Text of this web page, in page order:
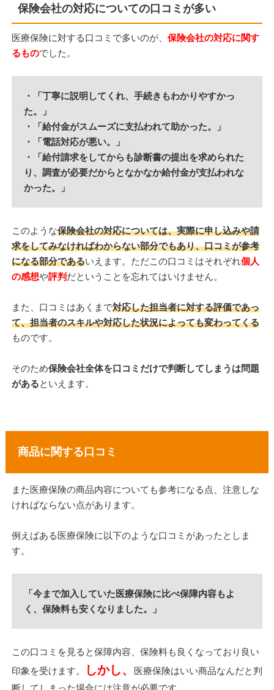
保険会社の対応についての口コミが多い
医療保険に対する口コミで多いのが、 保険会社の対応に関す
るものでした。
・「丁寧に説明してくれ、手続きもわかりやすかっ
た。」
・「給付金がスムーズに支払われて助かった。」
・「電話対応が悪い。」
・「給付請求をしてからも診断書の提出を求められた
り、調査が必要だからとなかなか給付金が支払われな
かった。」
このような保険会社の対応については、実際に申し込みや請
求をしてみなければわからない部分でもあり、口コミが参考
になる部分であるいえます。ただこの口コミはそれぞれ個人
の感想や評判 だということを忘れてはいけません。
また、口コミはあくまで対応した担当者に対する評価であっ
て、担当者のスキルや対応した状況によっても変わってくる
ものです。
そのため保険会社全体を口コミだけで判断してしまうは問題
があるといえます。
商品に関する口コミ
また医療保険の商品内容についても参考になる点、注意しな
ければならない点があります。
例えばある医療保険に以下のような口コミがあったとしま
す。
「今まで加入していた医療保険に比べ保障内容もよ
く、保険料も安くなりました。」
この口コミを見ると保障内容、保険料も良くなっており良い
印象を受けます。
しかし、
医療保険はいい商品なんだと判